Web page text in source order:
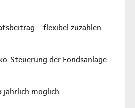
– flexibel zuzahlen
Steuerung der Fondsanlage
jährlich möglich –